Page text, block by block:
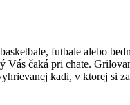
futbale alebo
čaká pri chate.
kadi, v ktorej si